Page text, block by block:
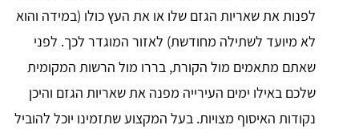
לפנות את שאריות הגזם שלו או את העץ כולו (במידה והוא
לא מיועד לשתילה מחודשת) לאזור המוגדר לכך. לפני
שאתם מתאמים מול הקורת, בררו מול הרשות המקומית
שלכם באילו ימים העירייה מפנה את שאריות הגזם והיכן
נקודות האיסוף מצויות. בעל המקצוע שתזמינו יוכל להוביל